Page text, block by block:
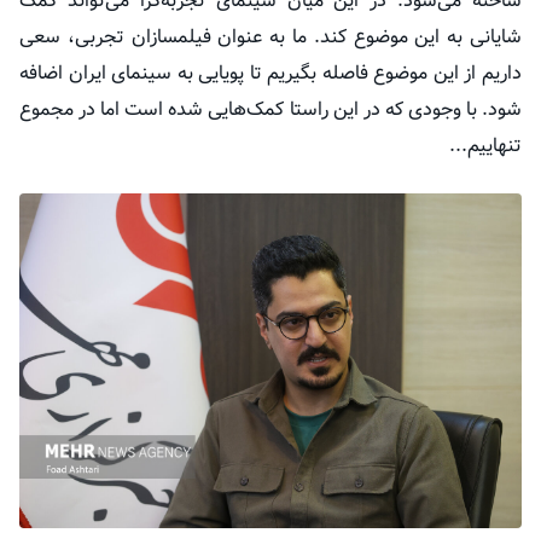
شایانی به این موضوع کند. ما به عنوان فیلمسازان تجربی، سعی
داریم از این موضوع فاصله بگیریم تا پویایی به سینمای ایران اضافه
شود. با وجودی که در این راستا کمک‌هایی شده است اما در مجموع
تنهاییم...